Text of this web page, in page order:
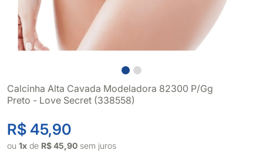
Calcinha Alta Cavada Modeladora 82300 P/Gg
Preto - Love Secret (338558)
R$ 45,90
ou 1x de R$ 45,90 sem juros